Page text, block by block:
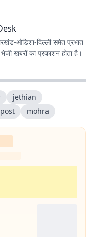
ओडिशा-दिल्‍ली समेत प्रभात
खबरों का प्रकाशन होता है।
jethian
mohra